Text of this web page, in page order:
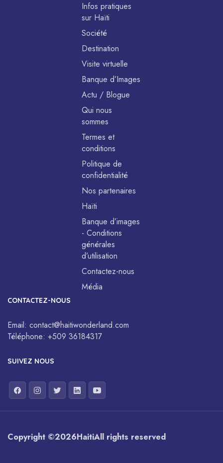
Infos pratiques
sur Haïti
Société
Destination
Visite virtuelle
Banque d’Images
Actu / Blogue
Qui nous
sommes
Termes et
conditions
Politique de
confidentialité
Nos partenaires
Haïti
Banque d’images
- Conditions
générales
d’utilisation
Contactez-nous
Média
CONTACTEZ-NOUS
Email: contact@haitiwonderland.com
Téléphone: +509 36184317
SUIVEZ NOUS
Copyright ©2026HaitiAll rights reserved